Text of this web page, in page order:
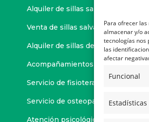
Para ofrecer
almacenar y/o
tecnologías nos
las
afectar
Funcional
Estadísticas
Alquiler de sillas salvaescaleras
Venta de sillas salvaescaleras
Alquiler de sillas de ruedas y
Acompañamientos personalizados
Servicio de fisioterapia
Servicio de osteopatía
Atención psicológica